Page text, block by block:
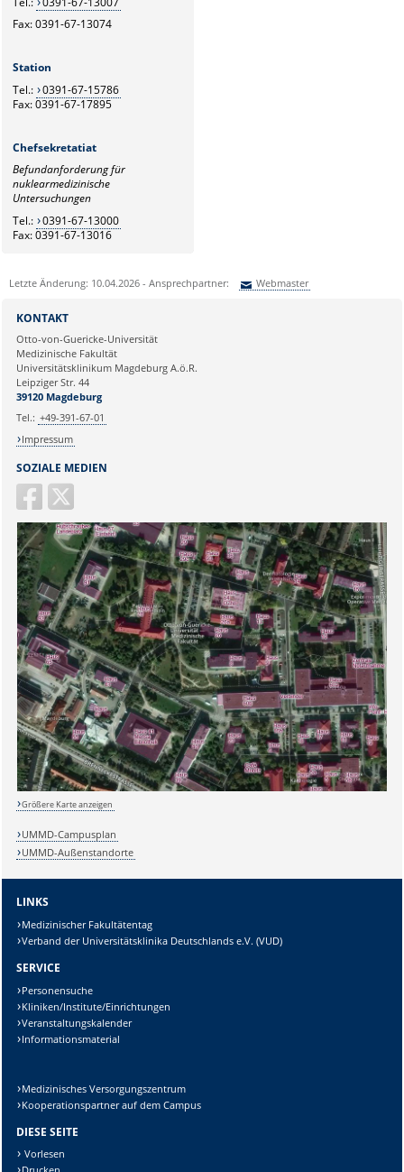
Fax: 0391-67-13074
Station
Tel.: 0391-67-15786
Fax: 0391-67-17895
Chefsekretatiat
Befundanforderung für
nuklearmedizinische
Untersuchungen
Tel.: 0391-67-13000
Fax: 0391-67-13016
Letzte Änderung: 10.04.2026 - Ansprechpartner: Webmaster
Ihre E-Mailadresse:
Ihr Anliegen:
Sicherheitsabfrage:
Lösung:
SOZIALE MEDIEN
KONTAKT
Otto-von-Guericke-Universität
Medizinische Fakultät
Universitätsklinikum Magdeburg A.ö.R.
Leipziger Str. 44
39120 Magdeburg
Tel.: +49-391-67-01
Impressum
Größere Karte anzeigen
UMMD-Campusplan
UMMD-Außenstandorte
LINKS
Medizinischer Fakultätentag
Verband der Universitätsklinika Deutschlands e.V. (VUD)
SERVICE
Personensuche
Kliniken/Institute/Einrichtungen
Veranstaltungskalender
Informationsmaterial
Medizinisches Versorgungszentrum
Kooperationspartner auf dem Campus
DIESE SEITE
Vorlesen